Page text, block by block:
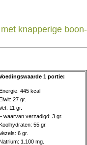
knap­pe­ri­ge boon­
1 portie:
445 kcal
27 gr.
11 gr.
waarvan verzadigd: 3 gr.
55 gr.
6 gr.
1.100 mg.